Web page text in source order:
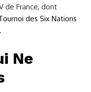
de France, dont
des Six Nations
Ne